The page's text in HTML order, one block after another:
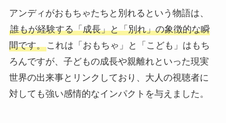
アンディがおもちゃたちと別れるという物語は、
誰もが経験する「成長」と「別れ」の象徴的な瞬
間です。これは「おもちゃ」と「こども」はもち
ろんですが、子どもの成長や親離れといった現実
世界の出来事とリンクしており、大人の視聴者に
対しても強い感情的なインパクトを与えました。